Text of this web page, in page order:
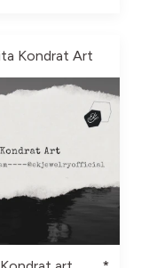
Kondrat Art